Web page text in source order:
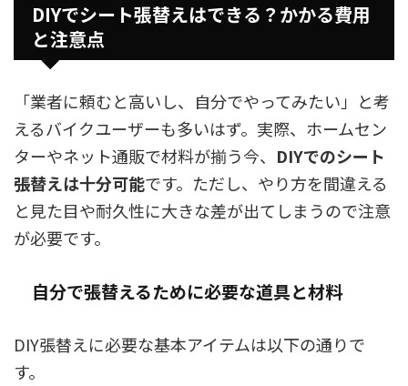
DIYでシート張替えはできる？かかる費用
と注意点
「業者に頼むと高いし、自分でやってみたい」と考
えるバイクユーザーも多いはず。実際、ホームセン
ターやネット通販で材料が揃う今、 DIYでのシート
張替えは十分可能です。ただし、やり方を間違える
と見た目や耐久性に大きな差が出てしまうので注意
が必要です。
自分で張替えるために必要な道具と材料
DIY張替えに必要な基本アイテムは以下の通りで
す。